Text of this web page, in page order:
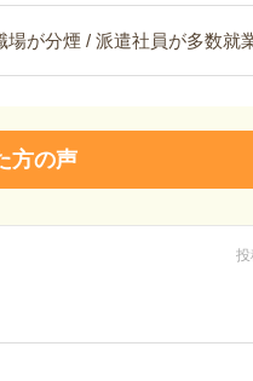
が分煙 / 派遣社員が多数就
方の声
投